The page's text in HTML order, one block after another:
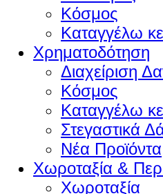
Κόσμος
Καταγγέλω
Χρηματοδότηση
Διαχείριση
Κόσμος
Καταγγέλω
Στεγαστικά
Νέα Προϊόντα
Χωροταξία &
Χωροταξία